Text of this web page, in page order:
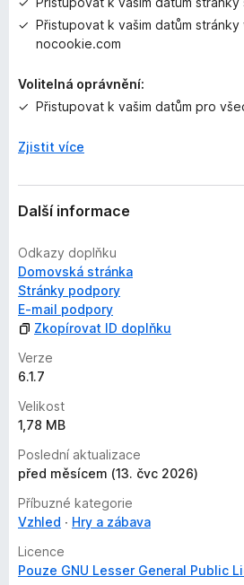
Přistupovat k vašim datům
nocookie.com
Volitelná oprávnění:
Přistupovat k vašim datům pro
Zjistit více
Další informace
Odkazy doplňku
Domovská stránka
Stránky podpory
E-mail podpory
Zkopírovat ID doplňku
Verze
6.1.7
Velikost
1,78 MB
Poslední aktualizace
před měsícem (13. čvc 2026)
Příbuzné kategorie
Vzhled
Hry a zábava
Licence
Pouze GNU Lesser General Public